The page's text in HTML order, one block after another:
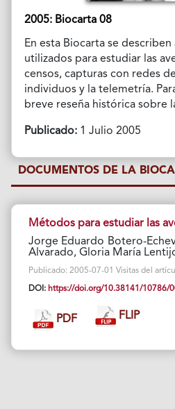
2005: Biocarta 08
En esta Biocarta se
utilizados para estudiar las
censos, capturas con redes
individuos y la telemetría.
breve reseña histórica sobre
Publicado:1 Julio 2005
DOCUMENTOS DE LA
Métodos para estudiar las
Jorge Eduardo Botero-
Alvarado, Gloria María
Publicado: 2005-07-01 Visitas del
DOI: https://doi.org/10.38141/10786/
PDF FLIP